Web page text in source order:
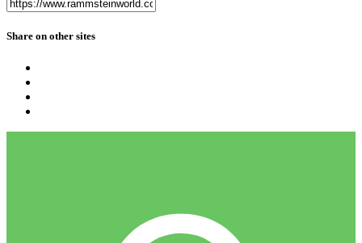
Share on other sites